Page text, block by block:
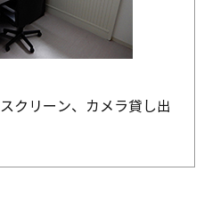
クリーン、カメラ貸し出